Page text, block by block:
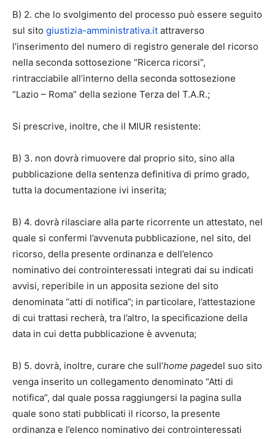
B) 2. che lo svolgimento del processo può essere seguito
sul sito giustizia-amministrativa.it attraverso
l’inserimento del numero di registro generale del ricorso
nella seconda sottosezione “Ricerca ricorsi”,
rintracciabile all’interno della seconda sottosezione
“Lazio – Roma” della sezione Terza del T.A.R.;
Si prescrive, inoltre, che il MIUR resistente:
B) 3. non dovrà rimuovere dal proprio sito, sino alla
pubblicazione della sentenza definitiva di primo grado,
tutta la documentazione ivi inserita;
B) 4. dovrà rilasciare alla parte ricorrente un attestato, nel
quale si confermi l’avvenuta pubblicazione, nel sito, del
ricorso, della presente ordinanza e dell’elenco
nominativo dei controinteressati integrati dai su indicati
avvisi, reperibile in un apposita sezione del sito
denominata “atti di notifica”; in particolare, l’attestazione
di cui trattasi recherà, tra l’altro, la specificazione della
data in cui detta pubblicazione è avvenuta;
B) 5. dovrà, inoltre, curare che sull’home pagedel suo sito
venga inserito un collegamento denominato “Atti di
notifica”, dal quale possa raggiungersi la pagina sulla
quale sono stati pubblicati il ricorso, la presente
ordinanza e l’elenco nominativo dei controinteressati